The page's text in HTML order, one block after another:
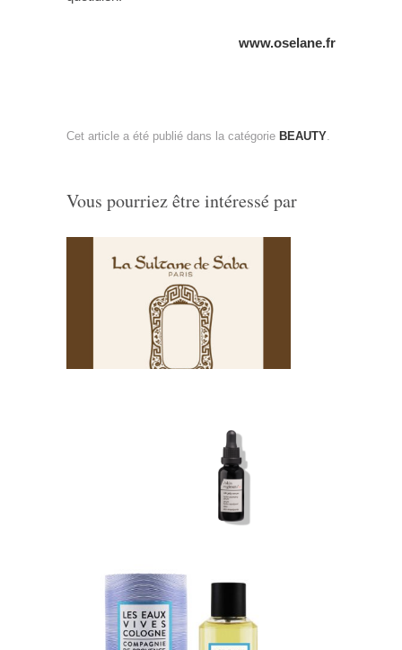
www.oselane.fr
Cet article a été publié dans la catégorie BEAUTY
Vous pourriez être intéressé par